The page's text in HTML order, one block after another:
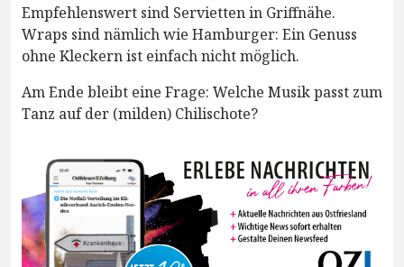
Empfehlenswert sind Servietten in Griffnähe.
Wraps sind nämlich wie Hamburger: Ein Genuss
ohne Kleckern ist einfach nicht möglich.
Am Ende bleibt eine Frage: Welche Musik passt zum
Tanz auf der (milden) Chilischote?